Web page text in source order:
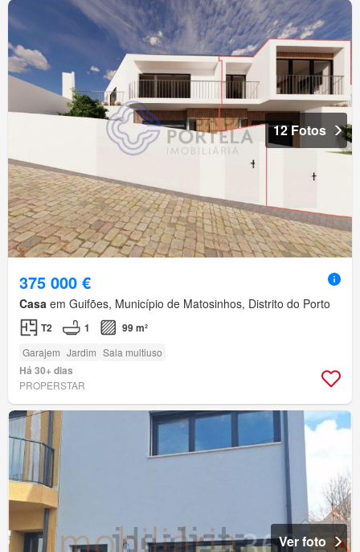
12 Fotos
375 000 €
Casa em Guifões, Município de Matosinhos, Distrito do Porto
T2 1 99 m²
Garajem Jardim Sala multiuso
Há 30+ dias
PROPERSTAR
Ver foto